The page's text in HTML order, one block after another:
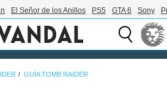
El Señor de los Anillos PS5 GTA 6 Sony
GUÍA TOMB RAIDER